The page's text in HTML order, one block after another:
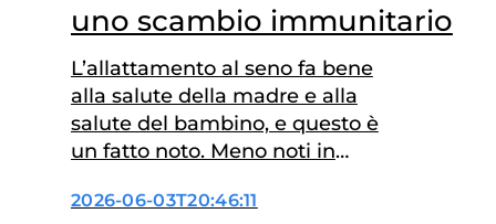
uno scambio immunitario
L’allattamento al seno fa bene
alla salute della madre e alla
salute del bambino, e questo è
un fatto noto. Meno noti in
meccanismi biologici
2026-06-03T20:46:11